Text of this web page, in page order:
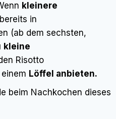
kleinere
in
(ab dem sechsten,
kleine
Risotto
Löffel anbieten.
beim Nachkochen dieses